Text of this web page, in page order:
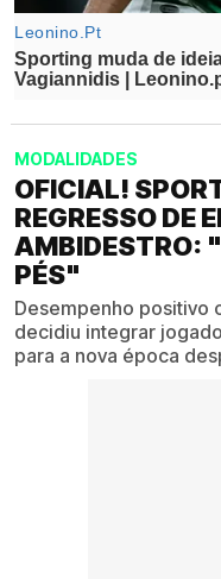
MODALIDADES
OFICIAL!
REGRESSO DE
AMBIDESTRO:
PÉS"
Desempenho positivo
decidiu integrar
para a nova época